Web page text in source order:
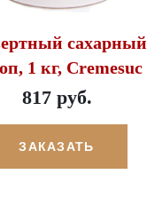
сахарный
1 кг, Cremesuc
817 руб.
ЗАКАЗАТЬ